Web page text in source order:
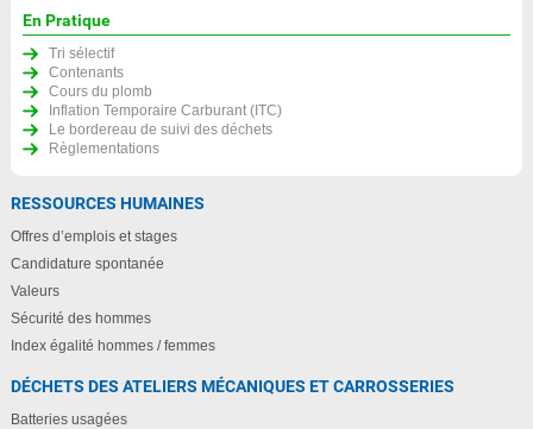
En Pratique
Tri sélectif
Contenants
Cours du plomb
Inflation Temporaire Carburant (ITC)
Le bordereau de suivi des déchets
Règlementations
RESSOURCES HUMAINES
Offres d’emplois et stages
Candidature spontanée
Valeurs
Sécurité des hommes
Index égalité hommes / femmes
DÉCHETS DES ATELIERS MÉCANIQUES ET CARROSSERIES
Batteries usagées